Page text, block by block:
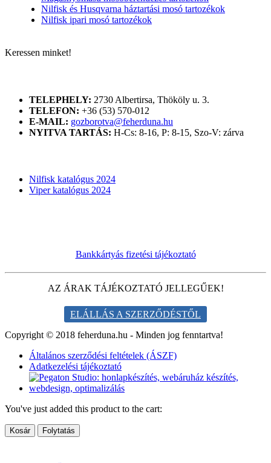
Nilfisk és Husqvarna háztartási mosó tartozékok
Nilfisk ipari mosó tartozékok
Keressen minket!
TELEPHELY: 2730 Albertirsa, Thököly u. 3.
TELEFON: +36 (53) 570-012
E-MAIL: gozborotva@feherduna.hu
NYITVA TARTÁS: H-Cs: 8-16, P: 8-15, Szo-V: zárva
Nilfisk katalógus 2024
Viper katalógus 2024
Bankkártyás fizetési tájékoztató
AZ ÁRAK TÁJÉKOZTATÓ JELLEGŰEK!
ELÁLLÁS A SZERZŐDÉSTŐL
Copyright © 2018 feherduna.hu - Minden jog fenntartva!
Általános szerződési feltételek (ÁSZF)
Adatkezelési tájékoztató
You've just added this product to the cart:
Kosár Folytatás